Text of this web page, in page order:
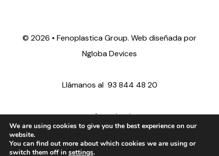
© 2026 • Fenoplastica Group. Web diseñada por
Ngloba Devices
Llámanos al 93 844 48 20
ventas@fenoplastica.com
export@fenoplastica.com
We are using cookies to give you the best experience on our
website.
You can find out more about which cookies we are using or
switch them off in settings.